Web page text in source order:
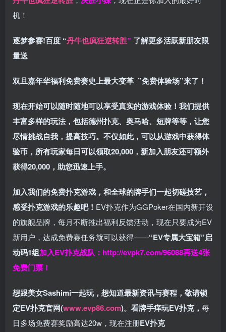
机！
逐梦参赛!百度 “丹牛也疯狂逆转胜” 了解更多活跃新朋友限
量送
双旦嘉年华福利免费赛史上最大变革 ”免费体验场”来了！
现在开始可以随时随地可以享受真实的游戏体验！我们提供
丰富多样的玩法，包括德州扑克、奥马哈、短牌等等，让您
尽情挑战自我，提高技巧。不仅如此， 可以从游戏中获得体
验币，所有玩家每日可以领取20,000，新加入朋友还可额外
获得20,000，助您迅速上手。
加入我们的免费扑克游戏，和全球的牌手们一起切磋技艺，
感受扑克游戏的乐趣吧！ EV扑克作为GGPoker在国内新开设
的旗舰品牌，每月不断推出福利反馈活动，现在只要成为EV
新用户，达成免费赛任务就可以获得——“EV专属大宝箱”启
动码1组加入EV扑克战队： http://evpk7.com/96088再送4张
免费门票！
想跟美女Sashimi一起玩， 想知道最新资讯与赛程， 敬请锁
定EV扑克官网(www.evp86.com)。 看牌手痒玩EV扑克， 每
日多场免费赛奖励高达20w，现在注册EV扑克